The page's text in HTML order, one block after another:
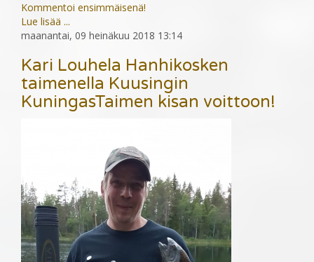
Kommentoi ensimmäisenä!
Lue lisää ...
maanantai, 09 heinäkuu 2018 13:14
Kari Louhela Hanhikosken
taimenella Kuusingin
KuningasTaimen kisan voittoon!